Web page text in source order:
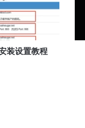
装设置教程
问